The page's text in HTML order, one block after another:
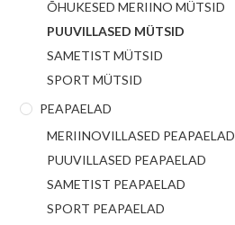
ÕHUKESED MERIINO MÜTSID
PUUVILLASED MÜTSID
SAMETIST MÜTSID
SPORT MÜTSID
PEAPAELAD
MERIINOVILLASED PEAPAELAD
PUUVILLASED PEAPAELAD
SAMETIST PEAPAELAD
SPORT PEAPAELAD